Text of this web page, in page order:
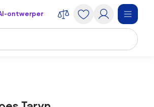
ontwerper